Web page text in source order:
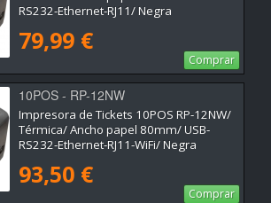
RS232-Ethernet-RJ11/ Negra
79,99 €
Comprar
10POS - RP-12NW
Impresora de Tickets 10POS RP-12NW/
Térmica/ Ancho papel 80mm/ USB-
RS232-Ethernet-RJ11-WiFi/ Negra
93,50 €
Comprar